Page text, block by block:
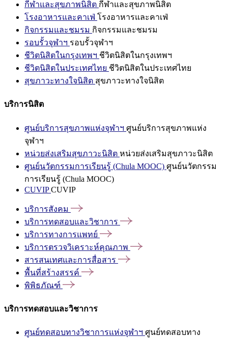
กีฬาและสุขภาพนิสิต กีฬาและสุขภาพนิสิต
โรงอาหารและคาเฟ่ โรงอาหารและคาเฟ่
กิจกรรมและชมรม กิจกรรมและชมรม
รอบรั้วจุฬาฯ รอบรั้วจุฬาฯ
ชีวิตนิสิตในกรุงเทพฯ ชีวิตนิสิตในกรุงเทพฯ
ชีวิตนิสิตในประเทศไทย ชีวิตนิสิตในประเทศไทย
สุขภาวะทางใจนิสิต สุขภาวะทางใจนิสิต
บริการนิสิต
ศูนย์บริการสุขภาพแห่งจุฬาฯ ศูนย์บริการสุขภาพแห่ง
จุฬาฯ
หน่วยส่งเสริมสุขภาวะนิสิต หน่วยส่งเสริมสุขภาวะนิสิต
ศูนย์นวัตกรรมการเรียนรู้ (Chula MOOC) ศูนย์นวัตกรรม
การเรียนรู้ (Chula MOOC)
CUVIPCUVIP
บริการสังคม
บริการทดสอบและวิชาการ
บริการทางการแพทย์
บริการตรวจวิเคราะห์คุณภาพ
สารสนเทศและการสื่อสาร
พื้นที่สร้างสรรค์
พิพิธภัณฑ์
บริการทดสอบและวิชาการ
ศูนย์ทดสอบทางวิชาการแห่งจุฬาฯ ศูนย์ทดสอบทาง